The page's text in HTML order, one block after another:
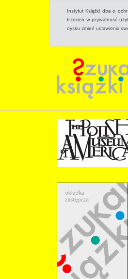
Instytut Książki dba o
trzecich w prywatność
dysku zmień ustawienia